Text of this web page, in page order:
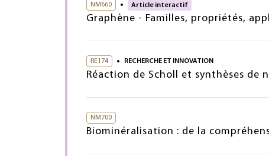
NM660 Article interactif
Graphène - Familles, propriétés,
RE174 RECHERCHE ET INNOVATION
Réaction de Scholl et synthèses de
NM700
Biominéralisation : de la